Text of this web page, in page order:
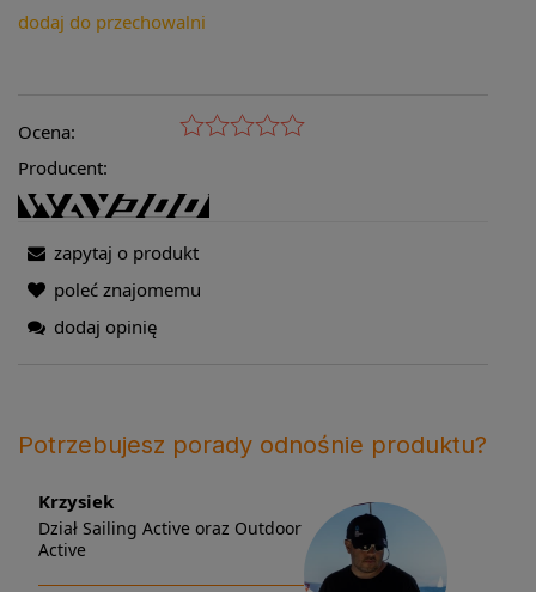
dodaj do przechowalni
Ocena:
Producent:
zapytaj o produkt
poleć znajomemu
dodaj opinię
Potrzebujesz porady odnośnie produktu?
Krzysiek
Dział Sailing Active oraz Outdoor
Active